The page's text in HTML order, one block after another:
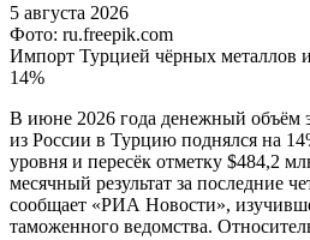
5 августа 2026
Фото: ru.freepik.com
Импорт Турцией чёрных металлов
14%
В июне 2026 года денежный объём
из России в Турцию поднялся на
уровня и пересёк отметку $484,2
месячный результат за последние
сообщает «РИА Новости»,
таможенного ведомства.